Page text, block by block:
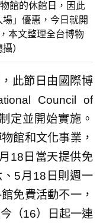
館的休館日，因此
」優惠，今日就開
本文整理全台博物
）
此節日由國際博
Council of
定並開始實施。
館和文化事業，
18日當天提供免
5月18日則週一
免費活動不一，
（16）日起一連